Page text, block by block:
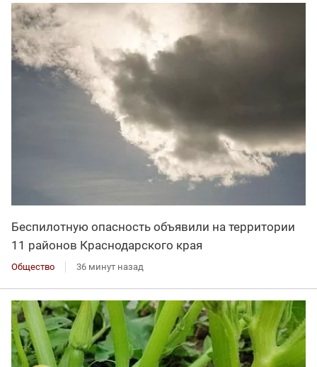
Беспилотную опасность объявили на территории
11 районов Краснодарского края
Общество 36 минут назад